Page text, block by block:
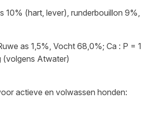
(hart, lever), runderbouillon
as 1,5%, Vocht 68,0%; Ca : P =
(volgens Atwater)
actieve en volwassen honden: